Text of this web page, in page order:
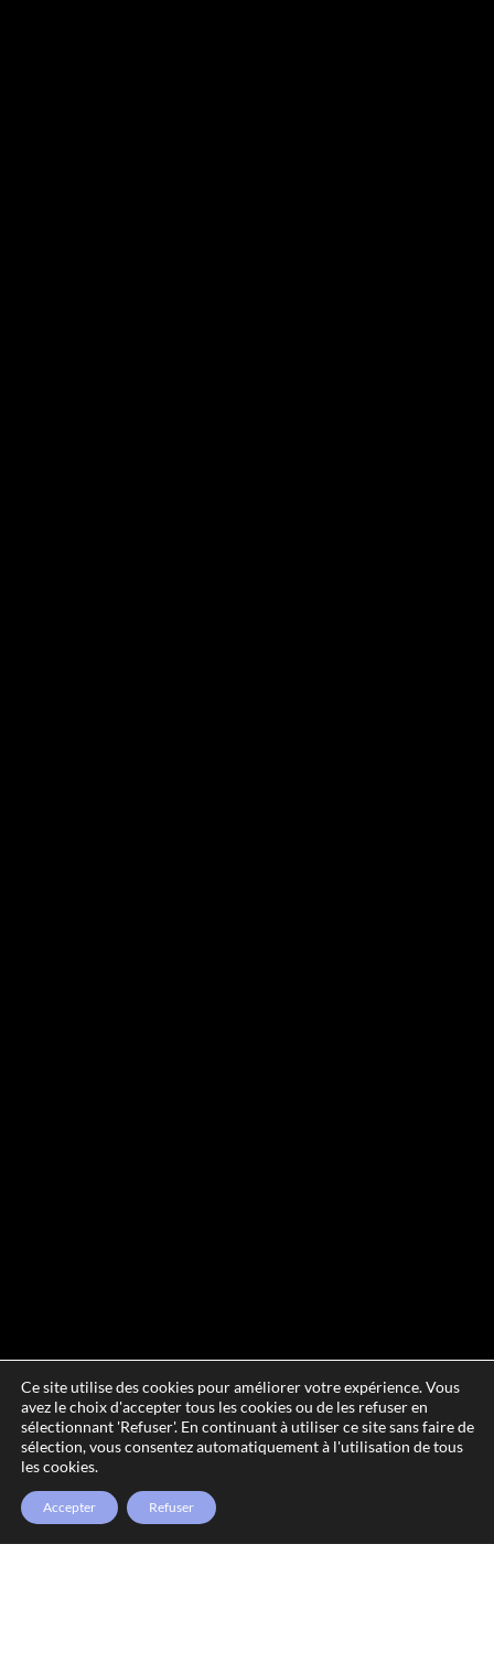
Ce site utilise des cookies pour améliorer votre expérience. Vous
avez le choix d'accepter tous les cookies ou de les refuser en
sélectionnant 'Refuser'. En continuant à utiliser ce site sans faire de
sélection, vous consentez automatiquement à l'utilisation de tous
les cookies.
Accepter Refuser